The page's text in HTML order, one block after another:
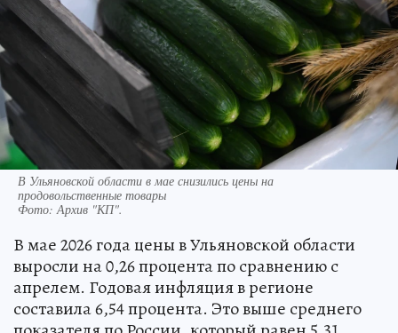
В Ульяновской области в мае снизились цены на
продовольственные товары
Фото:Архив "КП".
В мае 2026 года цены в Ульяновской области
выросли на 0,26 процента по сравнению с
апрелем. Годовая инфляция в регионе
составила 6,54 процента. Это выше среднего